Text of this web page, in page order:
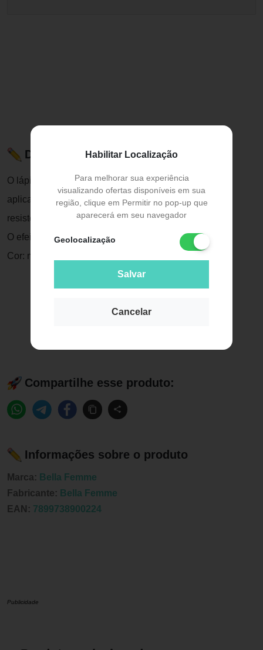
Habilitar Localização
Para melhorar sua experiência
visualizando ofertas disponíveis em sua
região, clique em Permitir no pop-up que
aparecerá em seu navegador
Geolocalização
Salvar
Cancelar
Descrição do Produto
O lápis para olhos marrom da Bella Femme tem uma
aplicação macia, cremosa e um traço perfeito que é
resistente à água.
O efeito é um olhar expressivo e realçado por horas.
Cor: marrom Contém 1 unidade Peso Líquido: 0,7g
Compartilhe esse produto:
Informações sobre o produto
Marca: Bella Femme
Fabricante: Bella Femme
EAN: 7899738900224
Publicidade